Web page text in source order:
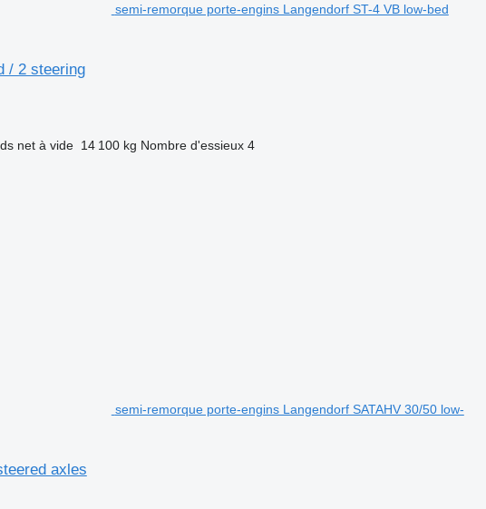
semi-remorque porte-engins Langendorf ST-4 VB low-bed
/ 2 steering
net à vide 14 100 kg Nombre d'essieux 4
semi-remorque porte-engins Langendorf SATAHV 30/50 low-
axles